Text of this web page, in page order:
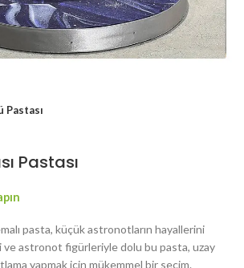
Pastası
Pastası
pasta, küçük astronotların hayallerini
ve astronot figürleriyle dolu bu pasta, uzay
yapmak için mükemmel bir seçim.